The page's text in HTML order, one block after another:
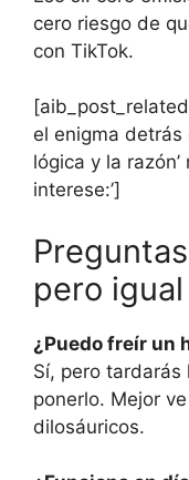
cero riesgo de
con TikTok.
el enigma
lógica y la
interese:’]
pero
¿Puedo freír un
Sí, pero tardarás
ponerlo. Mejor
dilosáuricos.